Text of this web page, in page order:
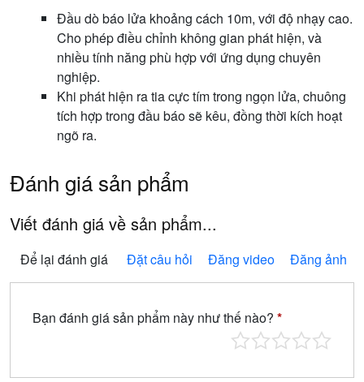
Đầu dò báo lửa khoảng cách 10m, với độ nhạy cao.
Cho phép điều chỉnh không gian phát hiện, và
nhiều tính năng phù hợp với ứng dụng chuyên
nghiệp.
Khi phát hiện ra tia cực tím trong ngọn lửa, chuông
tích hợp trong đầu báo sẽ kêu, đồng thời kích hoạt
ngõ ra.
Đánh giá sản phẩm
Viết đánh giá về sản phẩm...
Để lại đánh giá Đặt câu hỏi Đăng video Đăng ảnh
Bạn đánh giá sản phẩm này như thế nào? *